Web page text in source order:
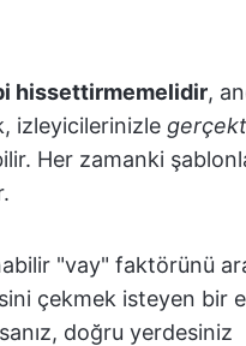
hissettirmemelidir,
izleyicilerinizle
Her zamanki
"vay" faktörünü
çekmek isteyen bir
doğru yerdesiniz